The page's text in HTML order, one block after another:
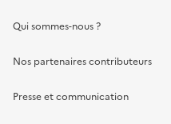
Qui sommes-nous ?
Nos partenaires contributeurs
Presse et communication